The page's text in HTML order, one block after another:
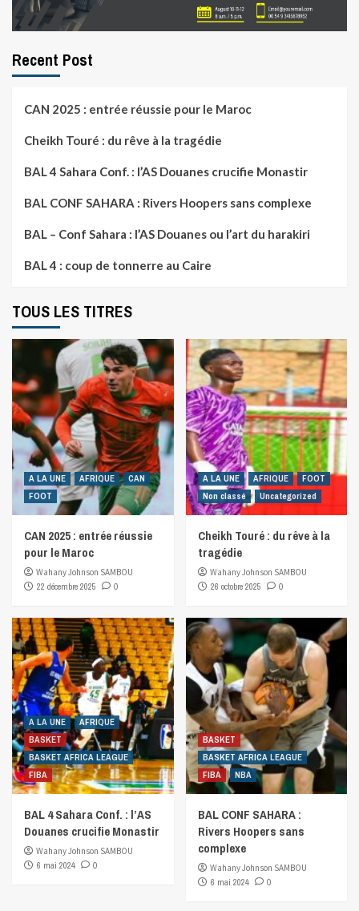
Recent Post
CAN 2025 : entrée réussie pour le Maroc
Cheikh Touré : du rêve à la tragédie
BAL 4 Sahara Conf. : l’AS Douanes crucifie Monastir
BAL CONF SAHARA : Rivers Hoopers sans complexe
BAL – Conf Sahara : l’AS Douanes ou l’art du harakiri
BAL 4 : coup de tonnerre au Caire
TOUS LES TITRES
A LA UNE AFRIQUE
CAN
FOOT
CAN 2025 : entrée réussie
pour le Maroc
Wahany Johnson SAMBOU
22 décembre 2025
0
A LA UNE AFRIQUE
FOOT
Non classé
Uncategorized
Cheikh Touré : du rêve à la
tragédie
Wahany Johnson SAMBOU
26 octobre 2025
0
A LA UNE
AFRIQUE
BASKET
BASKET AFRICA LEAGUE
FIBA
BAL 4 Sahara Conf. : l’AS
Douanes crucifie Monastir
Wahany Johnson SAMBOU
6 mai 2024
0
BASKET
BASKET AFRICA LEAGUE
FIBA
NBA
BAL CONF SAHARA :
Rivers Hoopers sans
complexe
Wahany Johnson SAMBOU
6 mai 2024
0